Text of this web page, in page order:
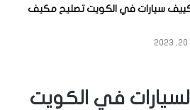
سيارات في الكويت تصليح مكيف
في الكويت